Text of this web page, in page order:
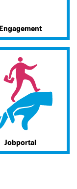
Engagement
Jobportal